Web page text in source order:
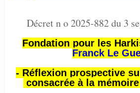
Décret n o 2025-882 du 3
Fondation pour les
Franck Le
- Réflexion prospective
consacrée à la